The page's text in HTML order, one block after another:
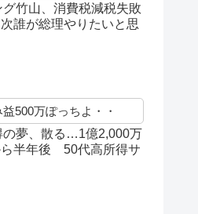
グ竹山、消費税減税失敗
誰が総理やりたいと思
500万ぽっちよ・・
の夢、散る…1億2,000万
ら半年後 50代高所得サ